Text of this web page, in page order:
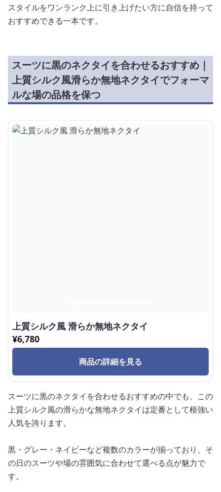
スタイルをワンランク上に引き上げたい方に自信を持って
おすすめできる一本です。
スーツに黒のネクタイを合わせるおすすめ｜
上質シルク風滑らか無地ネクタイでフォーマ
ルな場の品格を保つ
上質シルク風 滑らか無地ネクタイ
¥6,780
商品の詳細を見る
スーツに黒のネクタイを合わせるおすすめの中でも、この
上質シルク風の滑らかな無地ネクタイは定番として根強い
人気を誇ります。
黒・グレー・ネイビーなど複数のカラーが揃っており、そ
の日のスーツや場の雰囲気に合わせて選べる点が魅力で
す。